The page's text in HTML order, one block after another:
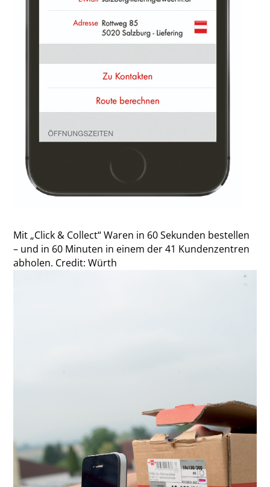
Mit „Click & Collect“ Waren in 60 Sekunden bestellen
– und in 60 Minuten in einem der 41 Kundenzentren
abholen. Credit: Würth